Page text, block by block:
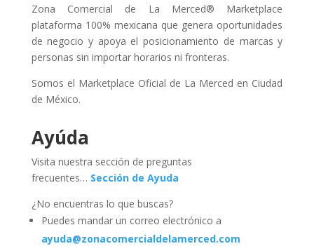
Zona Comercial de La Merced® Marketplace
plataforma 100% mexicana que genera oportunidades
de negocio y apoya el posicionamiento de marcas y
personas sin importar horarios ni fronteras.
Somos el Marketplace Oficial de La Merced en Ciudad
de México.
Ayúda
Visita nuestra sección de preguntas
frecuentes… Sección de Ayuda
¿No encuentras lo que buscas?
Puedes mandar un correo electrónico a
ayuda@zonacomercialdelamerced.com